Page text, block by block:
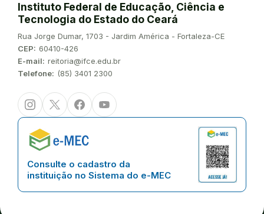
Instituto Federal de Educação, Ciência e
Tecnologia do Estado do Ceará
Endereço:
Rua Jorge Dumar, 1703 - Jardim América - Fortaleza-CE
CEP: 60410-426
E-mail: reitoria@ifce.edu.br
Telefone: (85) 3401 2300
InstagramTwitter/XFacebookYoutube
Consulte o cadastro da
instituição no Sistema do e-MEC